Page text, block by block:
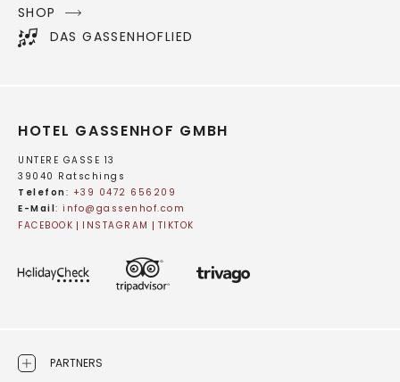
SHOP
DAS GASSENHOFLIED
HOTEL GASSENHOF GMBH
UNTERE GASSE 13
39040 Ratschings
Telefon: +39 0472 656209
E-Mail: info@ gassenhof.com
FACEBOOK
INSTAGRAM TIKTOK
PARTNERS